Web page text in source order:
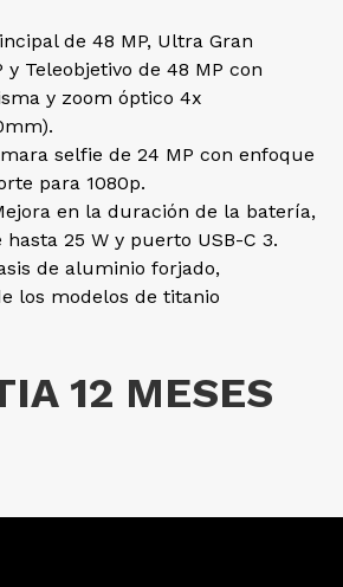
de 48 MP, Ultra Gran
Teleobjetivo de 48 MP con
y zoom óptico 4x
selfie de 24 MP con enfoque
para 1080p.
en la duración de la batería,
hasta 25 W y puerto USB-C 3.
de aluminio forjado,
los modelos de titanio
12 MESES